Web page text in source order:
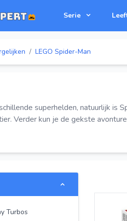
Serie
/ LEGO Spider-Man
superhelden, natuurlijk is
Verder kun je de gekste
Turbos